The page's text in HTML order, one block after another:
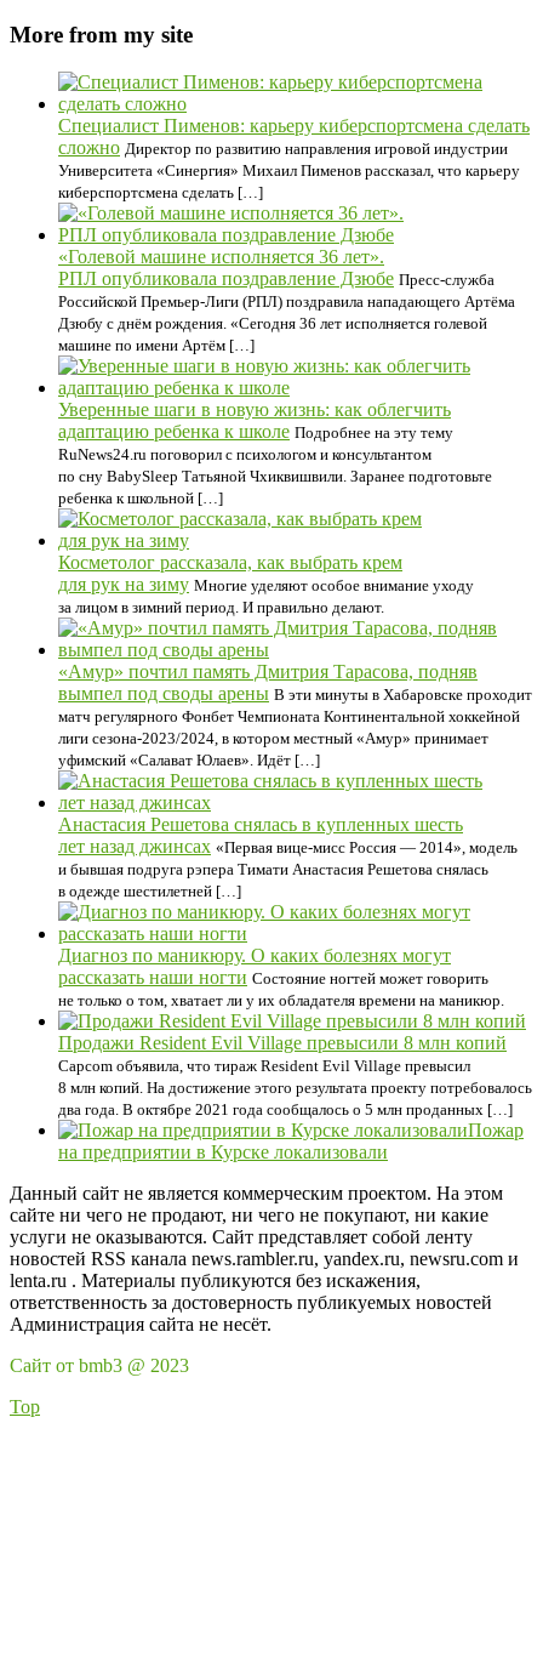
More from my site
Специалист Пименов: карьеру киберспортсмена сделать
сложно Директор по развитию направления игровой индустрии
Университета «Синергия» Михаил Пименов рассказал, что карьеру
киберспортсмена сделать […]
«Голевой машине исполняется 36 лет».
РПЛ опубликовала поздравление Дзюбе Пресс-служба
Российской Премьер-Лиги (РПЛ) поздравила нападающего Артёма
Дзюбу с днём рождения. «Сегодня 36 лет исполняется голевой
машине по имени Артём […]
Уверенные шаги в новую жизнь: как облегчить
адаптацию ребенка к школе Подробнее на эту тему
RuNews24.ru поговорил с психологом и консультантом
по сну BabySleep Татьяной Чхиквишвили. Заранее подготовьте
ребенка к школьной […]
Косметолог рассказала, как выбрать крем
для рук на зиму Многие уделяют особое внимание уходу
за лицом в зимний период. И правильно делают.
«Амур» почтил память Дмитрия Тарасова, подняв
вымпел под своды арены В эти минуты в Хабаровске проходит
матч регулярного Фонбет Чемпионата Континентальной хоккейной
лиги сезона-2023/2024, в котором местный «Амур» принимает
уфимский «Салават Юлаев». Идёт […]
Анастасия Решетова снялась в купленных шесть
лет назад джинсах «Первая вице-мисс Россия — 2014», модель
и бывшая подруга рэпера Тимати Анастасия Решетова снялась
в одежде шестилетней […]
Диагноз по маникюру. О каких болезнях могут
рассказать наши ногти Состояние ногтей может говорить
не только о том, хватает ли у их обладателя времени на маникюр.
Продажи Resident Evil Village превысили 8 млн копий
Capcom объявила, что тираж Resident Evil Village превысил
8 млн копий. На достижение этого результата проекту потребовалось
два года. В октябре 2021 года сообщалось о 5 млн проданных […]
Пожар
на предприятии в Курске локализовали
Данный сайт не является коммерческим проектом. На этом
сайте ни чего не продают, ни чего не покупают, ни какие
услуги не оказываются. Сайт представляет собой ленту
новостей RSS канала news.rambler.ru, yandex.ru, newsru.com и
lenta.ru . Материалы публикуются без искажения,
ответственность за достоверность публикуемых новостей
Администрация сайта не несёт.
Сайт от bmb3 @ 2023
Top